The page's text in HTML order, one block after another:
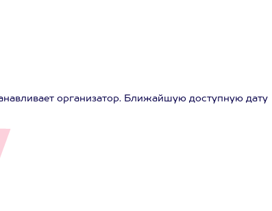
организатор. Ближайшую доступную дату